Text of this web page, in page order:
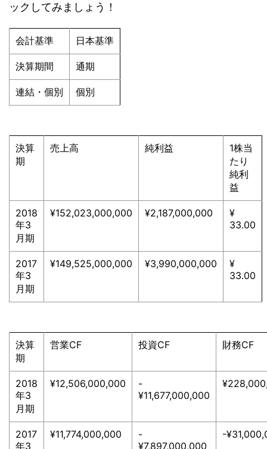
ックしてみましょう！
会計基準 日本基準
決算期間 通期
連結・個別 個別
決算
期
売上高 純利益
1株当
たり
純利
益
2018
年3
月期
¥152,023,000,000 ¥2,187,000,000
¥
33.00
2017
年3
月期
¥149,525,000,000 ¥3,990,000,000
¥
33.00
決算
期
営業CF 投資CF 財務CF
2018
年3
月期
¥12,506,000,000
-
¥11,677,000,000
2017
年3
¥11,774,000,000
-
¥7,897,000,000
-